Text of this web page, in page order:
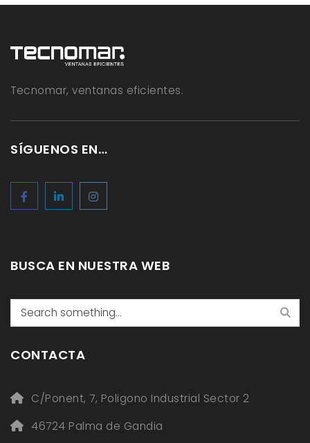
Tecnomar, ventanas eficientes.
SÍGUENOS EN…
BUSCA EN NUESTRA WEB
Search
CONTACTA
C/Ponent, 7, Poligono Industrial Sector 2
46724 Palma de Gandia